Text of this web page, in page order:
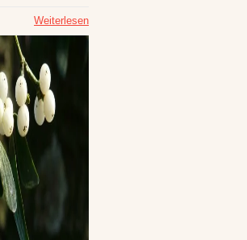
Weiterlesen